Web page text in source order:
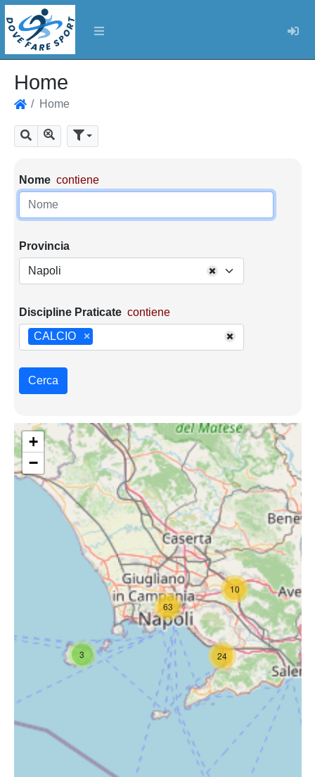
Home
Home
Cerca Mostra tutti i risultati
Parametri di ricerca
Nome contiene
Provincia
Napoli
Discipline Praticate contiene
×
CALCIO
Cerca
3
10
24
63
+
−